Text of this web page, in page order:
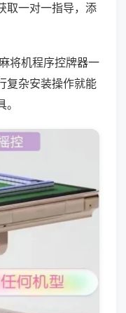
取一对一指导，添
将机程序控牌器一
复杂安装操作就能